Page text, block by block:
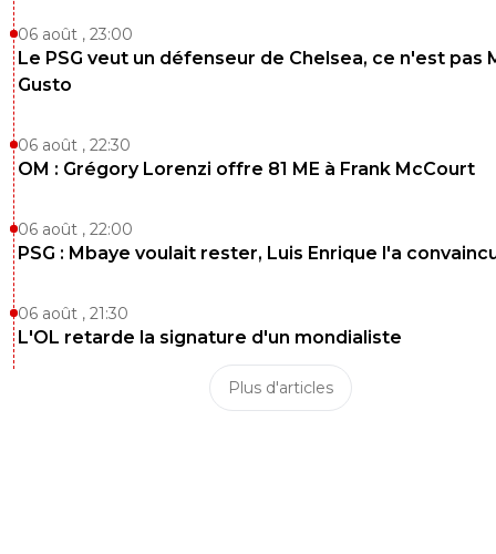
06 août , 23:00
Le PSG veut un défenseur de Chelsea, ce n'est pas
Gusto
06 août , 22:30
OM : Grégory Lorenzi offre 81 ME à Frank McCourt
06 août , 22:00
PSG : Mbaye voulait rester, Luis Enrique l'a
06 août , 21:30
L'OL retarde la signature d'un mondialiste
Plus d'articles